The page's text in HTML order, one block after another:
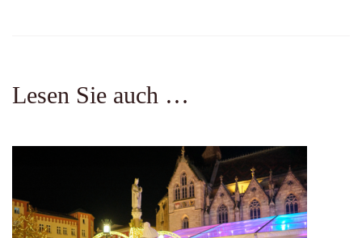
Lesen Sie auch …